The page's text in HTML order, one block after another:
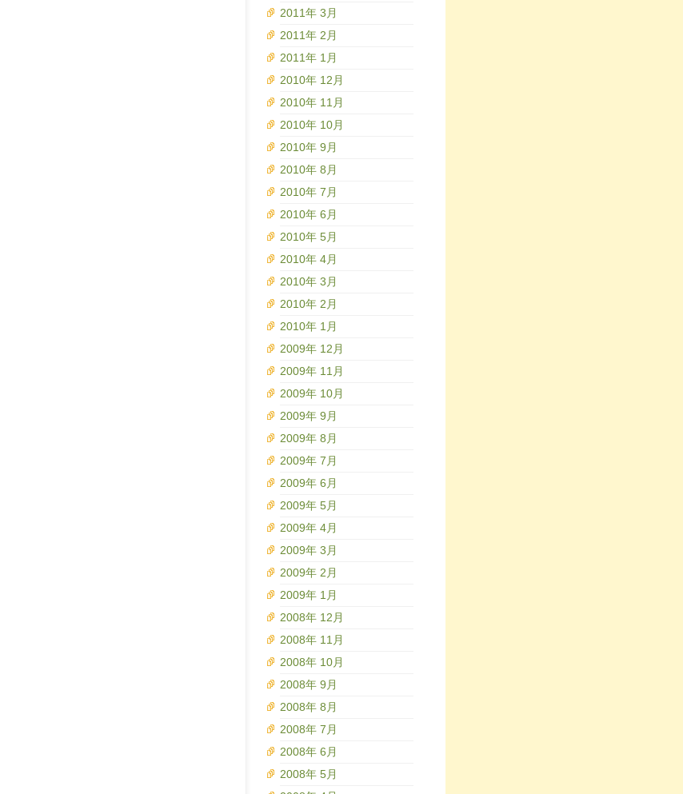
2011年 3月
2011年 2月
2011年 1月
2010年 12月
2010年 11月
2010年 10月
2010年 9月
2010年 8月
2010年 7月
2010年 6月
2010年 5月
2010年 4月
2010年 3月
2010年 2月
2010年 1月
2009年 12月
2009年 11月
2009年 10月
2009年 9月
2009年 8月
2009年 7月
2009年 6月
2009年 5月
2009年 4月
2009年 3月
2009年 2月
2009年 1月
2008年 12月
2008年 11月
2008年 10月
2008年 9月
2008年 8月
2008年 7月
2008年 6月
2008年 5月